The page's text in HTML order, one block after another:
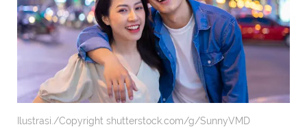
Ilustrasi./Copyright shutterstock.com/g/SunnyVMD